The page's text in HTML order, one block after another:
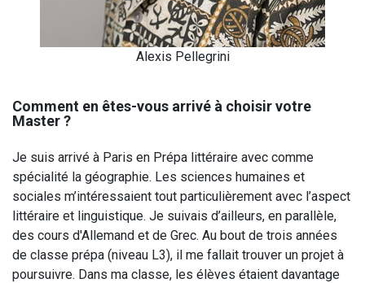
Alexis Pellegrini
Comment en êtes-vous arrivé à choisir votre
Master ?
Je suis arrivé à Paris en Prépa littéraire avec comme
spécialité la géographie. Les sciences humaines et
sociales m’intéressaient tout particulièrement avec l’aspect
littéraire et linguistique. Je suivais d’ailleurs, en parallèle,
des cours d'Allemand et de Grec. Au bout de trois années
de classe prépa (niveau L3), il me fallait trouver un projet à
poursuivre. Dans ma classe, les élèves étaient davantage